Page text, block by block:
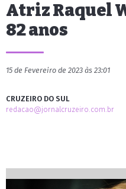
Atriz Raquel
82 anos
15 de Fevereiro de 2023 às 23:01
CRUZEIRO DO SUL
redacao@jornalcruzeiro.com.br